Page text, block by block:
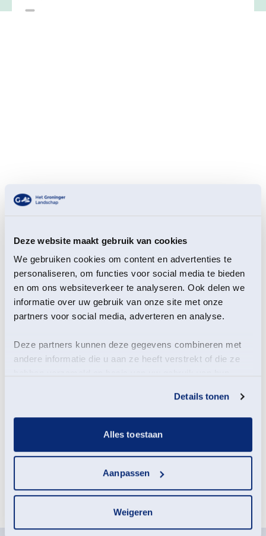
Deze website maakt gebruik van cookies
We gebruiken cookies om content en advertenties te
personaliseren, om functies voor social media te bieden
en om ons websiteverkeer te analyseren. Ook delen we
informatie over uw gebruik van onze site met onze
partners voor social media, adverteren en analyse.
Deze partners kunnen deze gegevens combineren met
andere informatie die u aan ze heeft verstrekt of die ze
Details tonen
Alles toestaan
Aanpassen
Weigeren
aangevuld met nieuwe talenten en onder regie van
Erik Bulthuis, brengen het leven op een boerderij op
het Hogeland ruim 100 jaar geleden tot leven.
In authentieke kledij spelen zij de hereboer, zijn vrouw
op de boerderij werkten. Via speciaal voor deze
gelegenheid geschreven dialogen hoor je welke
onderwerpen hen bezighielden en hoe het dagelijkse
De scènes spelen zich af op verschillende plekken op
Meld je aan voor deze